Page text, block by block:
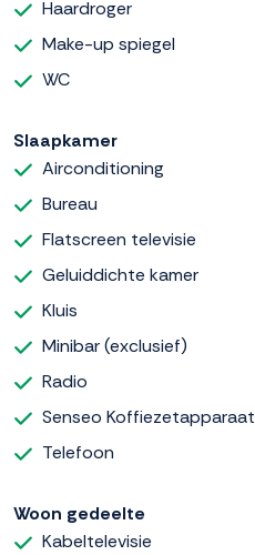
Haardroger
Make-up spiegel
WC
Slaapkamer
Airconditioning
Bureau
Flatscreen televisie
Geluiddichte kamer
Kluis
Minibar (exclusief)
Radio
Senseo Koffiezetapparaat
Telefoon
Woon gedeelte
Kabeltelevisie